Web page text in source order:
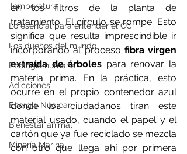
Temperatura
Lo esencial para entender el CC
Los dueños del mundo
Ecología humana
Adicciones
Energía Nuclear
Bienestar animal
Minería Marina
en los filtros de la planta de
tratamiento. El círculo se rompe. Esto
significa que resulta imprescindible ir
incorporando al proceso fibra virgen
extraída de árboles para renovar la
materia prima. En la práctica, esto
ocurre en el propio contenedor azul
donde los ciudadanos tiran este
material usado, cuando el papel y el
cartón que ya fue reciclado se mezcla
con otro que llega ahí por primera